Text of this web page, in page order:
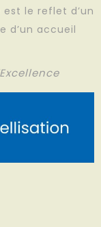
le reflet d’un
d’un accueil